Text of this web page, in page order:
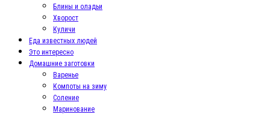
Блины и оладьи
Хворост
Куличи
Еда известных людей
Это интересно
Домашние заготовки
Варенье
Компоты на зиму
Соление
Маринование